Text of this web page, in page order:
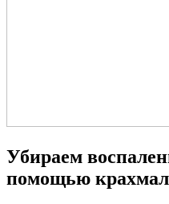
Убираем
помощью